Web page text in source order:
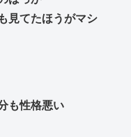
見てたほうがマシ
も性格悪い